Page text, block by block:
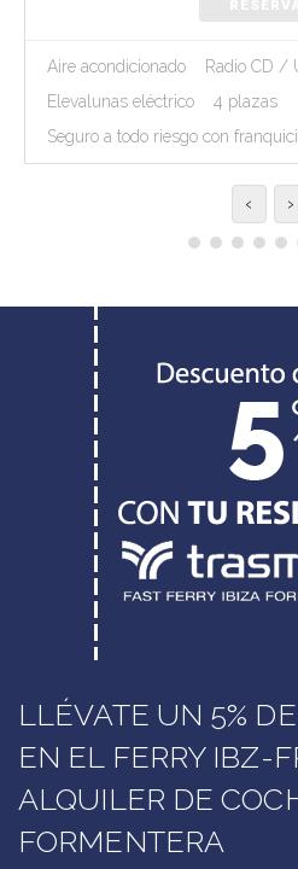
Aire acondicionado Radio CD /
Elevalunas eléctrico
4 plazas
Seguro a todo riesgo con
‹ ›
LLÉVATE UN 5%
EN EL FERRY IBZ-
ALQUILER DE
FORMENTERA